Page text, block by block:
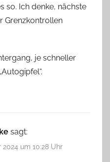
so. Ich denke, nächste
Grenzkontrollen
je schneller
sagt:
2024 um 10:28 Uhr